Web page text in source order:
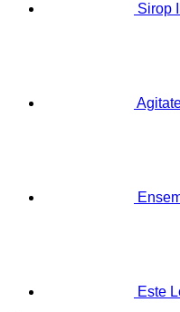
Sirop
Este